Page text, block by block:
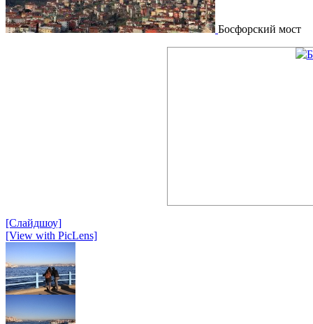
Босфорский мост
[Слайдшоу]
[View with PicLens]